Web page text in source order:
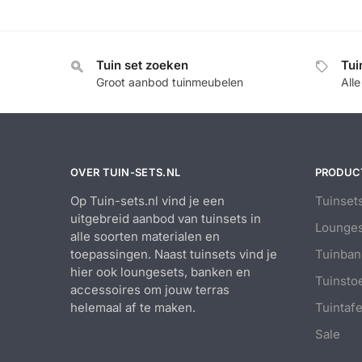
Tuin set zoeken
Groot aanbod tuinmeubelen
OVER TUIN-SETS.NL
Op Tuin-sets.nl vind je een
uitgebreid aanbod van tuinsets in
alle soorten materialen en
toepassingen. Naast tuinsets vind je
hier ook loungesets, banken en
accessoires om jouw terras
helemaal af te maken.
Sale